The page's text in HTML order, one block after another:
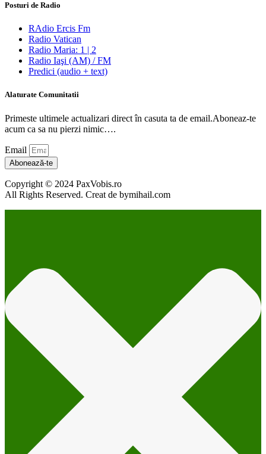
Posturi de Radio
RAdio Ercis Fm
Radio Vatican
Radio Maria: 1 | 2
Radio Iaşi (AM) / FM
Predici (audio + text)
Alaturate Comunitatii
Primeste ultimele actualizari direct în casuta ta de email.Aboneaz-te
acum ca sa nu pierzi nimic….
Email
Abonează-te
Copyright © 2024 PaxVobis.ro
All Rights Reserved. Creat de bymihail.com